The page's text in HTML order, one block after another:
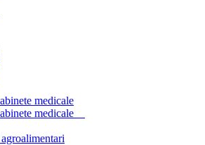
medicale
medicale